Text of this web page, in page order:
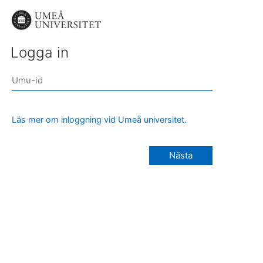
Logga in
Läs mer om inloggning vid Umeå universitet.
Nästa